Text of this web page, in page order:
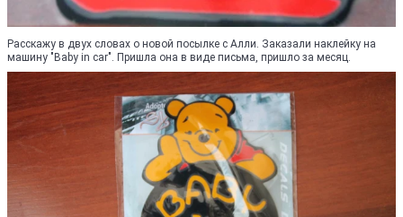
Расскажу в двух словах о новой посылке с Алли. Заказали наклейку на
машину "Baby in car". Пришла она в виде письма, пришло за месяц.